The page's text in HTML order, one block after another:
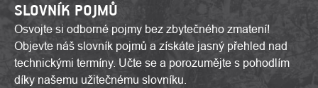
SLOVNÍK POJMŮ
Osvojte si odborné pojmy bez zbytečného zmatení!
Objevte náš slovník pojmů a získáte jasný přehled nad
technickými termíny. Učte se a porozumějte s pohodlím
díky našemu užitečnému slovníku.